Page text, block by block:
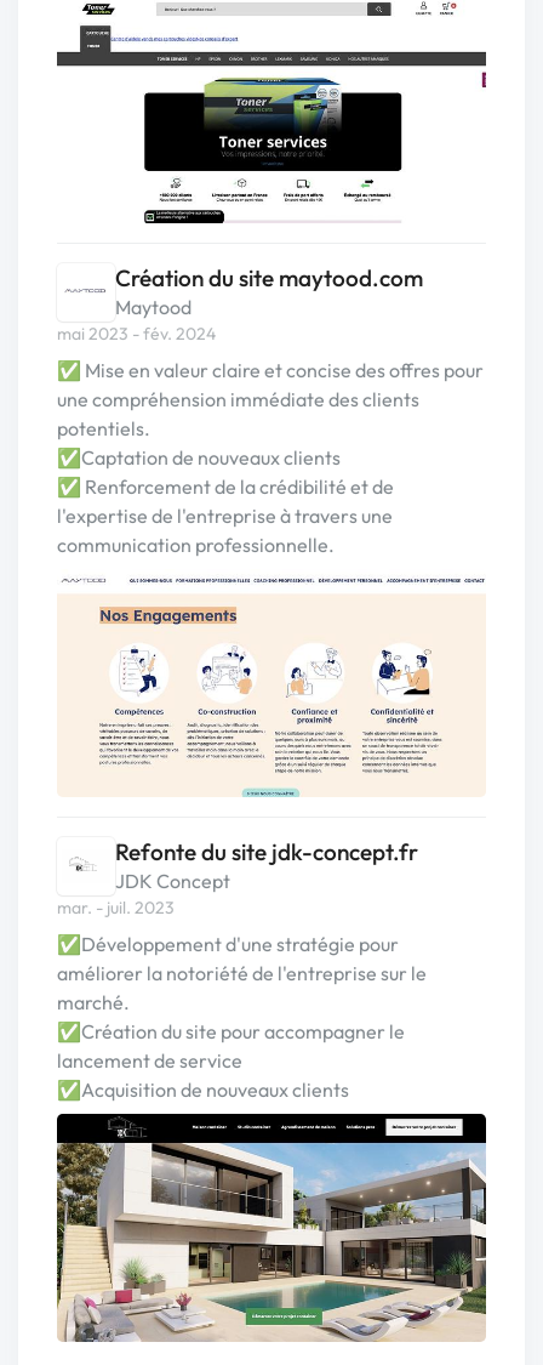
Création du site maytood.com
Maytood
mai 2023 - fév. 2024
✅ Mise en valeur claire et concise des offres pour
une compréhension immédiate des clients
potentiels.
✅Captation de nouveaux clients
✅ Renforcement de la crédibilité et de
l'expertise de l'entreprise à travers une
communication professionnelle.
Refonte du site jdk-concept.fr
JDK Concept
mar. - juil. 2023
✅Développement d'une stratégie pour
améliorer la notoriété de l'entreprise sur le
marché.
✅Création du site pour accompagner le
lancement de service
✅Acquisition de nouveaux clients